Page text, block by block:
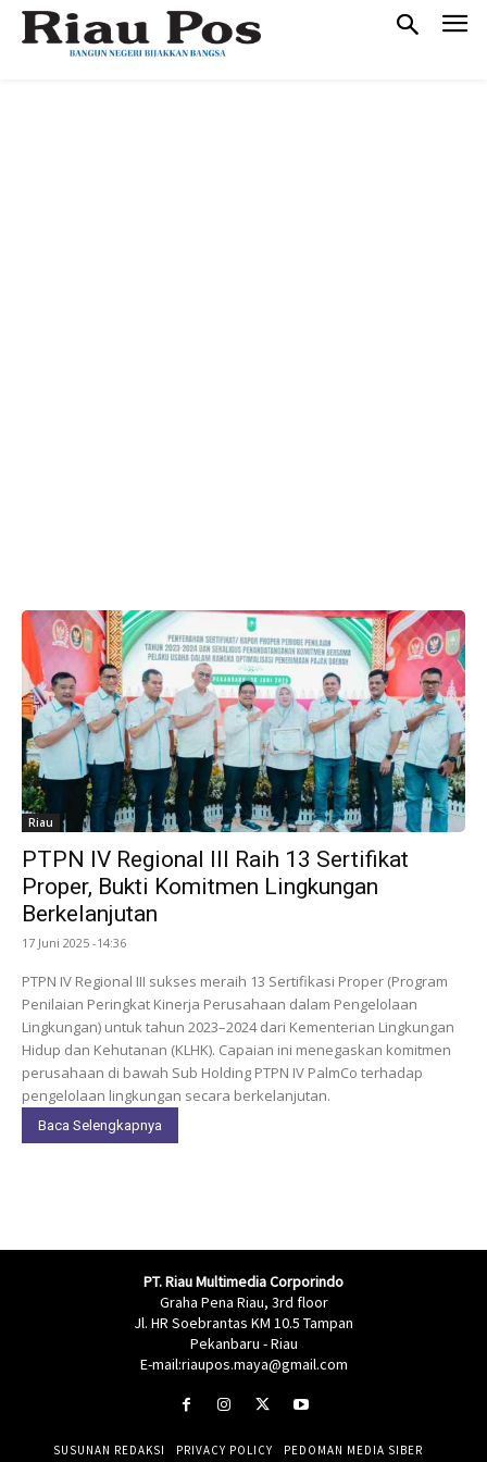
Riau
PTPN IV Regional III Raih 13 Sertifikat
Proper, Bukti Komitmen Lingkungan
Berkelanjutan
17 Juni 2025 -14:36
PTPN IV Regional III sukses meraih 13 Sertifikasi Proper (Program
Penilaian Peringkat Kinerja Perusahaan dalam Pengelolaan
Lingkungan) untuk tahun 2023–2024 dari Kementerian Lingkungan
Hidup dan Kehutanan (KLHK). Capaian ini menegaskan komitmen
perusahaan di bawah Sub Holding PTPN IV PalmCo terhadap
pengelolaan lingkungan secara berkelanjutan.
Baca Selengkapnya
PT. Riau Multimedia Corporindo
Graha Pena Riau, 3rd floor
Jl. HR Soebrantas KM 10.5 Tampan
Pekanbaru - Riau
E-mail:riaupos.maya@gmail.com
SUSUNAN REDAKSI PRIVACY POLICY PEDOMAN MEDIA SIBER